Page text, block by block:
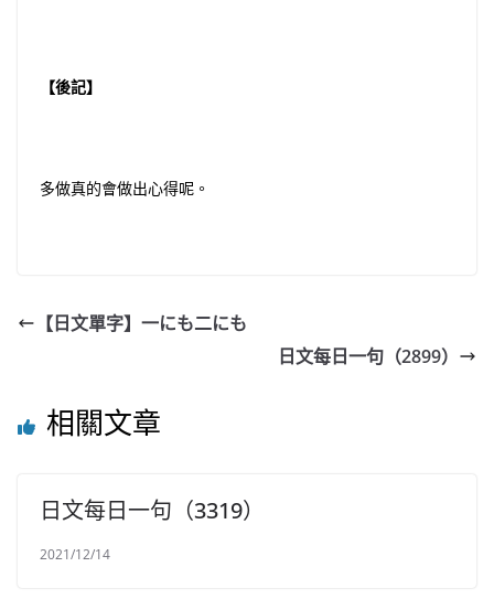
【後記】
多做真的會做出心得呢。
【日文單字】一にも二にも
日文每日一句（2899）
相關文章
日文每日一句（3319）
2021/12/14